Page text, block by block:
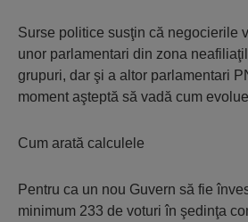
Surse politice susţin că negocierile
unor parlamentari din zona
grupuri, dar şi a altor parlamentari
moment aşteptă să vadă cum
Cum arată calculele
Pentru ca un nou Guvern să fie
minimum 233 de voturi în şedinţa